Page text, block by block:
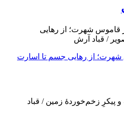
از رهایی جسم تا اسارت